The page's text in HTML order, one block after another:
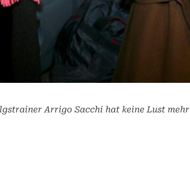
Arrigo Sacchi hat keine Lust mehr